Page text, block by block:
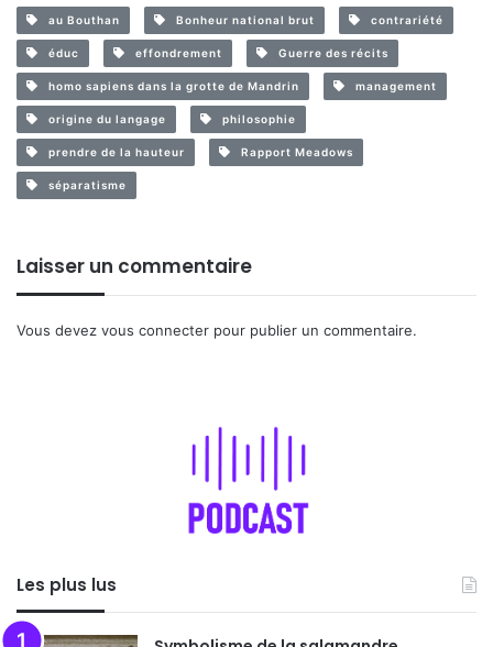
au Bouthan Bonheur national brut contrariété
éduc effondrement Guerre des récits
homo sapiens dans la grotte de Mandrin management
origine du langage philosophie
prendre de la hauteur Rapport Meadows
séparatisme
Laisser un commentaire
Vous devez vous connecter pour publier un commentaire.
Les plus lus